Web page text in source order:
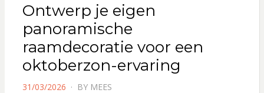
Ontwerp je eigen
panoramische
raamdecoratie voor een
oktoberzon-ervaring
POSTED
31/03/2026 BY MEES